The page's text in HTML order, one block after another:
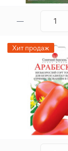
Хит продаж